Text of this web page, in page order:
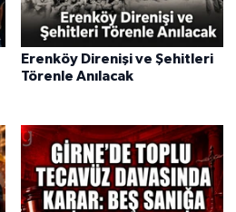
Erenköy Direnişi ve Şehitleri
Törenle Anılacak